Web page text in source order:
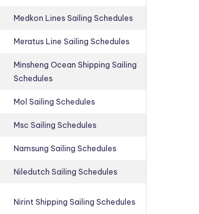
Medkon Lines Sailing Schedules
Meratus Line Sailing Schedules
Minsheng Ocean Shipping Sailing
Schedules
Mol Sailing Schedules
Msc Sailing Schedules
Namsung Sailing Schedules
Niledutch Sailing Schedules
Nirint Shipping Sailing Schedules